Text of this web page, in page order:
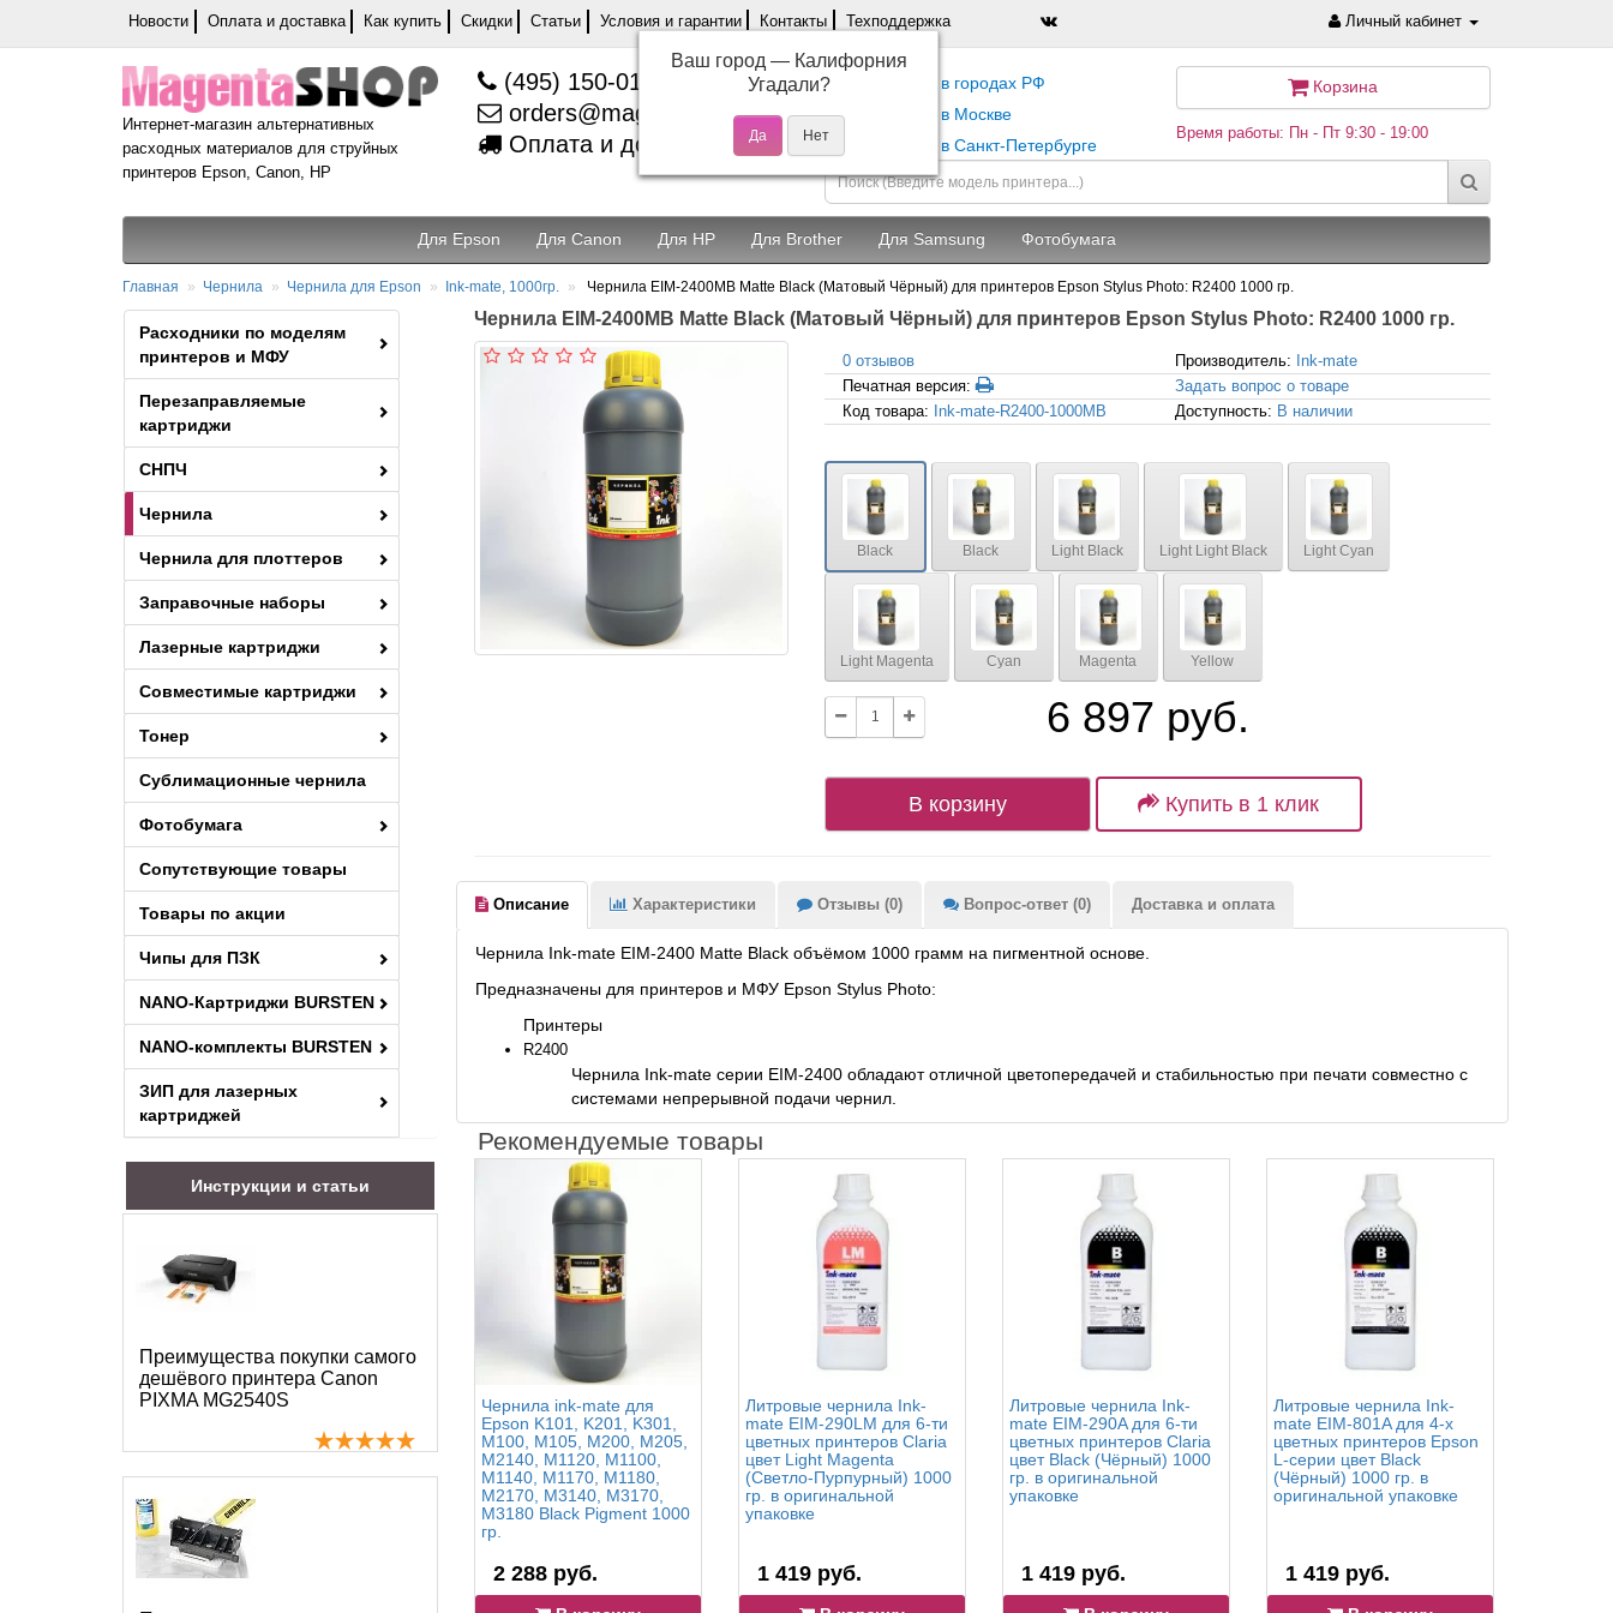
Новости Оплата и доставка Как купить Скидки Статьи Условия и гарантии Контакты Техподдержка Личный кабинет
Интернет-магазин альтернативных
расходных материалов для струйных
принтеров Epson, Canon, HP
(495) 150-01-37
orders@magentashop.ru
Оплата и доставка
Самовывоз в городах РФ
Самовывоз в Москве
Самовывоз в Санкт-Петербурге
Корзина
Время работы: Пн - Пт 9:30 - 19:00
Для Epson Для Canon Для HP Для Brother Для Samsung Фотобумага
Главная Чернила Чернила для Epson Ink-mate, 1000гр. Чернила EIM-2400MB Matte Black (Матовый Чёрный) для принтеров Epson Stylus Photo: R2400 1000 гр.
Расходники по моделям
принтеров и МФУ
Перезаправляемые
картриджи
СНПЧ
Чернила
Чернила для плоттеров
Заправочные наборы
Лазерные картриджи
Совместимые картриджи
Тонер
Сублимационные чернила
Фотобумага
Сопутствующие товары
Товары по акции
Чипы для ПЗК
NANO-Картриджи BURSTEN
NANO-комплекты BURSTEN
ЗИП для лазерных
картриджей
Инструкции и статьи
Преимущества покупки самого
дешёвого принтера Canon
PIXMA MG2540S
Чернила EIM-2400MB Matte Black (Матовый Чёрный) для принтеров Epson Stylus Photo: R2400 1000 гр.
0 отзывов Производитель: Ink-mate
Печатная версия:
Задать вопрос о товаре
Код товара: Ink-mate-R2400-1000MB Доступность: В наличии
Black Black Light Black Light Light Black Light Cyan
Light Magenta Cyan Magenta Yellow
6 897 руб.
В корзину Купить в 1 клик
Описание Характеристики Отзывы (0) Вопрос-ответ (0) Доставка и оплата
Чернила Ink-mate EIM-2400 Matte Black объёмом 1000 грамм на пигментной основе.
Предназначены для принтеров и МФУ Epson Stylus Photo:
Принтеры
R2400
Чернила Ink-mate серии EIM-2400 обладают отличной цветопередачей и стабильностью при печати совместно с
системами непрерывной подачи чернил.
Рекомендуемые товары
Чернила ink-mate для
Epson K101, K201, K301,
M100, M105, M200, M205,
M2140, M1120, M1100,
M1140, M1170, M1180,
M2170, M3140, M3170,
M3180 Black Pigment 1000
гр.
2 288 руб.
Литровые чернила Ink-
mate EIM-290LM для 6-ти
цветных принтеров Claria
цвет Light Magenta
(Светло-Пурпурный) 1000
гр. в оригинальной
упаковке
1 419 руб.
Литровые чернила Ink-
mate EIM-290A для 6-ти
цветных принтеров Claria
цвет Black (Чёрный) 1000
гр. в оригинальной
упаковке
1 419 руб.
Литровые чернила Ink-
mate EIM-801A для 4-х
цветных принтеров Epson
L-серии цвет Black
(Чёрный) 1000 гр. в
оригинальной упаковке
1 419 руб.
Ваш город — Калифорния
Угадали?